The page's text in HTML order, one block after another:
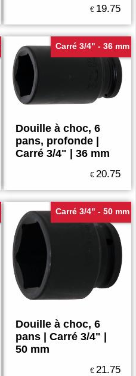
€ 19.75
Carré 3/4" - 36 mm
Douille à choc, 6
pans, profonde |
Carré 3/4" | 36 mm
€ 20.75
Carré 3/4" - 50 mm
Douille à choc, 6
pans | Carré 3/4" |
50 mm
€ 21.75